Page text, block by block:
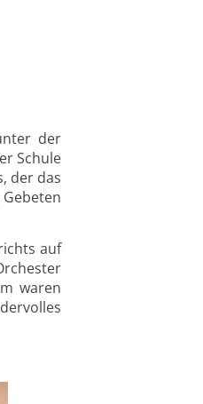
der
Schule
der das
auf
waren